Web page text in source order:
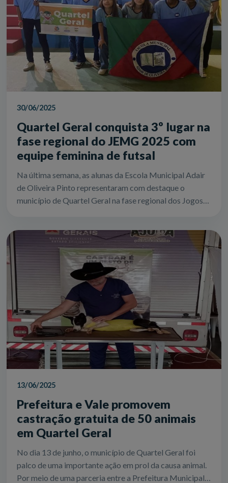
30/06/2025
Quartel Geral conquista 3º lugar na
fase regional do JEMG 2025 com
equipe feminina de futsal
Na última semana, as alunas da Escola Municipal Adair
de Oliveira Pinto representaram com destaque o
município de Quartel Geral na fase regional dos Jogos
13/06/2025
Prefeitura e Vale promovem
castração gratuita de 50 animais
em Quartel Geral
No dia 13 de junho, o município de Quartel Geral foi
palco de uma importante ação em prol da causa animal.
Por meio de uma parceria entre a Prefeitura Municipal,